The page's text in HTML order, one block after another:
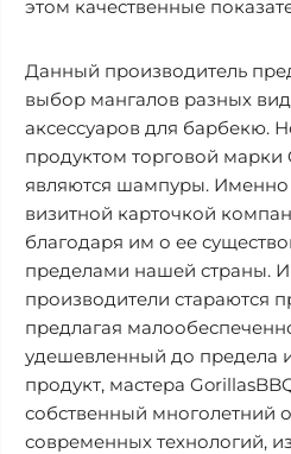
этом качественные
Данный производитель
выбор мангалов разных
аксессуаров для барбекю.
продуктом торговой марки
являются шампуры. Именно
визитной карточкой
благодаря им о ее
пределами нашей страны.
производители стараются
предлагая
удешевленный до предела
продукт, мастера
собственный многолетний
современных технологий,